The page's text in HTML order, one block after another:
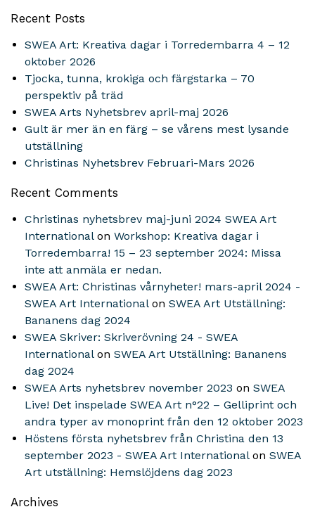
Recent Posts
SWEA Art: Kreativa dagar i Torredembarra 4 – 12
oktober 2026
Tjocka, tunna, krokiga och färgstarka – 70
perspektiv på träd
SWEA Arts Nyhetsbrev april-maj 2026
Gult är mer än en färg – se vårens mest lysande
utställning
Christinas Nyhetsbrev Februari-Mars 2026
Recent Comments
Christinas nyhetsbrev maj-juni 2024 SWEA Art
Internationalon Workshop: Kreativa dagar i
Torredembarra! 15 – 23 september 2024: Missa
inte att anmäla er nedan.
SWEA Art: Christinas vårnyheter! mars-april 2024 -
SWEA Art Internationalon SWEA Art Utställning:
Bananens dag 2024
SWEA Skriver: Skriverövning 24 - SWEA
Internationalon SWEA Art Utställning: Bananens
dag 2024
SWEA Arts nyhetsbrev november 2023 on SWEA
Live! Det inspelade SWEA Art n°22 – Gelliprint och
andra typer av monoprint från den 12 oktober 2023
Höstens första nyhetsbrev från Christina den 13
september 2023 - SWEA Art Internationalon SWEA
Art utställning: Hemslöjdens dag 2023
Archives